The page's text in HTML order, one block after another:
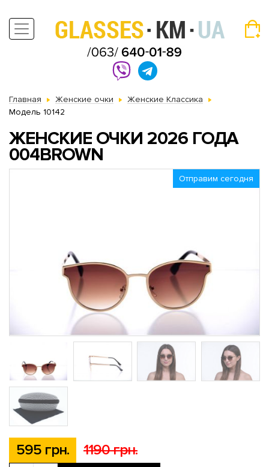
Главная Женские очки
Женские Классика
Модель 10142
ЖЕНСКИЕ ОЧКИ 2026 ГОДА
004BROWN
Отправим сегодня
595 грн. 1190 грн.